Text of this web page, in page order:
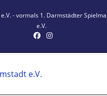
- vormals 1. Darmstädter
e.V.